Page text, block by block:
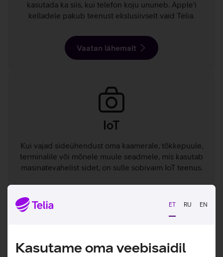
ET RU EN
Kasutame oma veebisaidil
kasutada ka siis, kui telefon koju ununeb. Apple'i
kelladele pakub teenust ekslusiivselt vaid Telia.
Vaatan lähemalt
IoT
Kui vajad sideühendust oma kaamerale, tõkkepuule,
terminalile või mõnele muule seadmele, mis kasutab
masinatevahelist sidet, on sulle sobivaim IoT teenus.